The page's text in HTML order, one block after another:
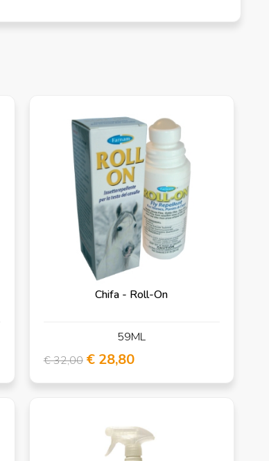
Chifa - Roll-On
59ML
€ 32,00 € 28,80